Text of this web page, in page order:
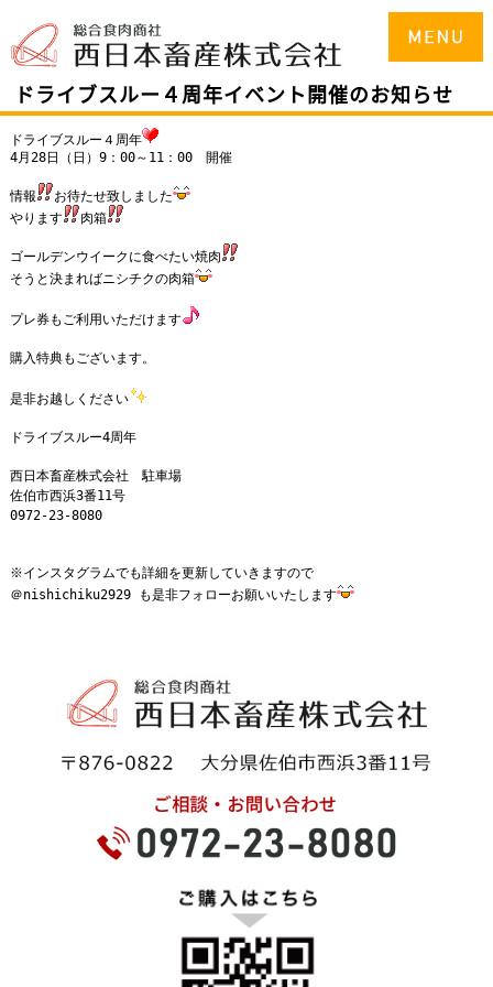
ドライブスルー４周年イベント開催のお知らせ
ドライブスルー４周年
4月28日（日）9：00～11：00 開催
情報
お待たせ致しました
やります
肉箱
ゴールデンウイークに食べたい焼肉
そうと決まればニシチクの肉箱
プレ券もご利用いただけます
購入特典もございます。
是非お越しください
ドライブスルー4周年
西日本畜産株式会社 駐車場
佐伯市西浜3番11号
0972-23-8080
※インスタグラムでも詳細を更新していきますので
＠nishichiku2929 も是非フォローお願いいたします